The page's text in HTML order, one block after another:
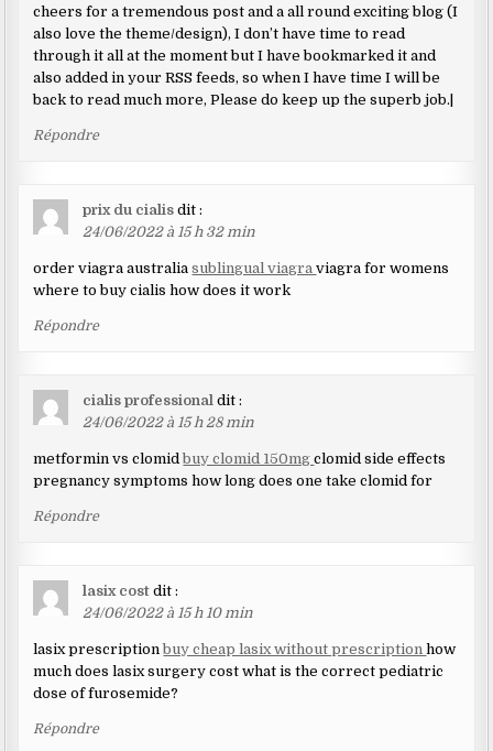
cheers for a tremendous post and a all round exciting blog (I
also love the theme/design), I don’t have time to read
through it all at the moment but I have bookmarked it and
also added in your RSS feeds, so when I have time I will be
back to read much more, Please do keep up the superb job.|
Répondre
prix du cialis dit :
24/06/2022 à 15 h 32 min
order viagra australiasublingual viagraviagra for womens
where to buy cialis how does it work
Répondre
cialis professional dit :
24/06/2022 à 15 h 28 min
metformin vs clomidbuy clomid 150mgclomid side effects
pregnancy symptoms how long does one take clomid for
Répondre
lasix cost dit :
24/06/2022 à 15 h 10 min
lasix prescriptionbuy cheap lasix without prescriptionhow
much does lasix surgery cost what is the correct pediatric
dose of furosemide?
Répondre